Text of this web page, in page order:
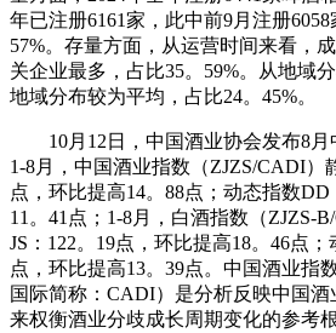
年已注册6161家，此中前9月注册6058
57%。存量方面，从运营时间来看，
关企业最多，占比35。59%。从地域
地域分布较为平均，占比24。45%。
10月12日，中国酒业协会发布8月
1-8月，中国酒业指数（ZJZS/CADI）
点，环比提高14。88点；动态指数
11。41点；1-8月，白酒指数（ZJZS-
JS：122。19点，环比提高18。46点
点，环比提高13。39点。中国酒业指
国际简称：CADI）是分析反映中国酒
来权衡酒业分歧成长周期变化的参考